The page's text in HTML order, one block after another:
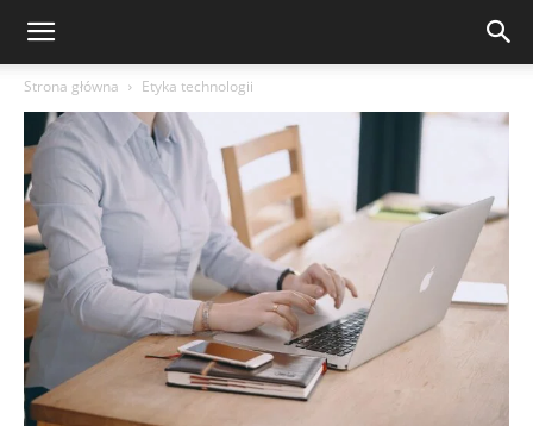
Strona główna Etyka technologii